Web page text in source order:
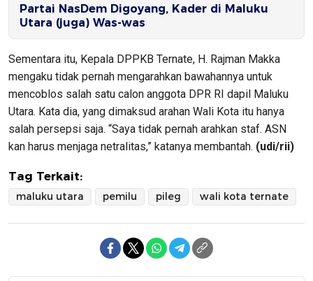
Partai NasDem Digoyang, Kader di Maluku
Utara (juga) Was-was
Sementara itu, Kepala DPPKB Ternate, H. Rajman Makka
mengaku tidak pernah mengarahkan bawahannya untuk
mencoblos salah satu calon anggota DPR RI dapil Maluku
Utara. Kata dia, yang dimaksud arahan Wali Kota itu hanya
salah persepsi saja. “Saya tidak pernah arahkan staf. ASN
kan harus menjaga netralitas,” katanya membantah. (udi/rii)
Tag Terkait:
maluku utara pemilu pileg wali kota ternate